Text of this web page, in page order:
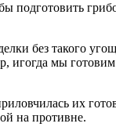
подготовить
без такого
игогда мы готовим
их
на противне.